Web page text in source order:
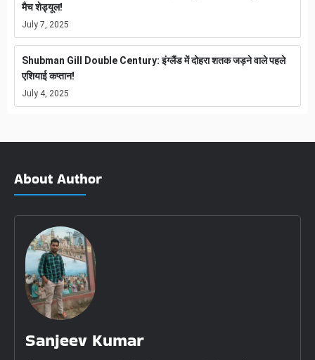
मैच शेड्यूल!
July 7, 2025
Shubman Gill Double Century: इंग्लैंड में दोहरा शतक जड़ने वाले पहले
एशियाई कप्तान!
July 4, 2025
About Author
Sanjeev Kumar